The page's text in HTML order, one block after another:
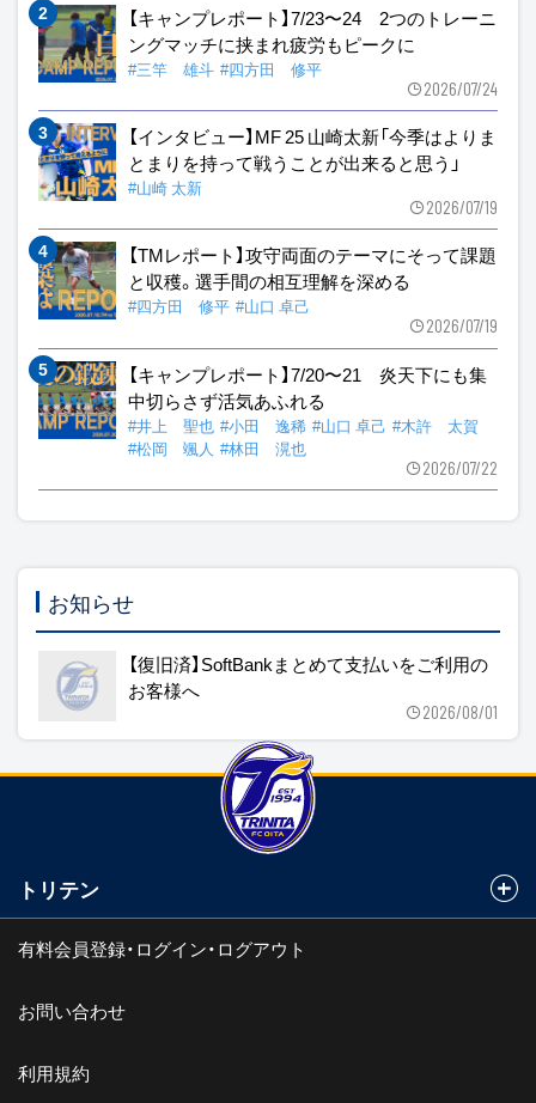
【キャンプレポート】7/23〜24 2つのトレーニ
ングマッチに挟まれ疲労もピークに
#三竿 雄斗 #四方田 修平
2026/07/24
【インタビュー】MF 25 山崎太新「今季はよりま
とまりを持って戦うことが出来ると思う」
#山崎 太新
2026/07/19
【TMレポート】攻守両面のテーマにそって課題
と収穫。選手間の相互理解を深める
#四方田 修平 #山口 卓己
2026/07/19
【キャンプレポート】7/20〜21 炎天下にも集
中切らさず活気あふれる
#井上 聖也 #小田 逸稀 #山口 卓己 #木許 太賀
#松岡 颯人 #林田 滉也
2026/07/22
お知らせ
【復旧済】SoftBankまとめて支払いをご利用の
お客様へ
2026/08/01
トリテン
有料会員登録・ログイン・ログアウト
お問い合わせ
利用規約